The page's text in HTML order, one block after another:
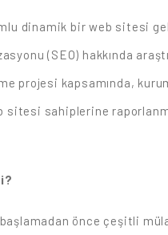
dinamik bir web sitesi
(SEO) hakkında
projesi kapsamında,
sitesi sahiplerine
önce çeşitli